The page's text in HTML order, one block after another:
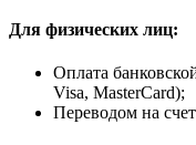
Для физических лиц:
Оплата
Visa, MasterCard);
Переводом на